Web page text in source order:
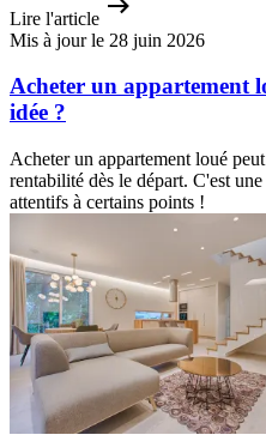
Lire l'article
Mis à jour le 28 juin 2026
Acheter un appartement
idée ?
Acheter un appartement loué
rentabilité dès le départ. C'est
attentifs à certains points !